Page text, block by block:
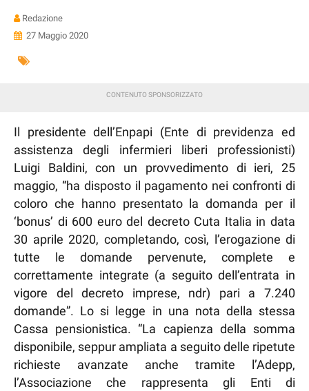
Redazione
27 Maggio 2020
Il presidente dell’Enpapi (Ente di previdenza ed
assistenza degli infermieri liberi professionisti)
Luigi Baldini, con un provvedimento di ieri, 25
maggio, “ha disposto il pagamento nei confronti di
coloro che hanno presentato la domanda per il
‘bonus’ di 600 euro del decreto Cuta Italia in data
30 aprile 2020, completando, così, l’erogazione di
tutte le domande pervenute, complete e
correttamente integrate (a seguito dell’entrata in
vigore del decreto imprese, ndr) pari a 7.240
domande”. Lo si legge in una nota della stessa
Cassa pensionistica. “La capienza della somma
disponibile, seppur ampliata a seguito delle ripetute
richieste avanzate anche tramite l’Adepp,
l’Associazione che rappresenta gli Enti di